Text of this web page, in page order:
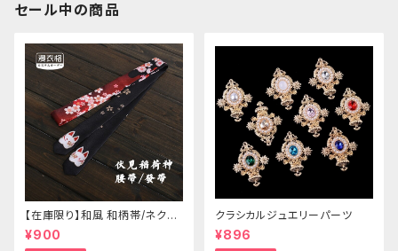
セール中の商品
【在庫限り】和風 和柄帯/ネクタ
イ/リボン（狐面/金魚
¥900
クラシカルジュエリーパーツ
¥896